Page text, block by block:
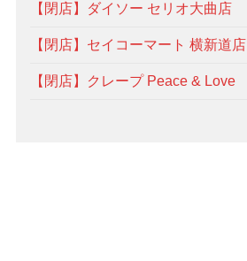
【閉店】ダイソー セリオ大曲店
【閉店】セイコーマート 横新道店
【閉店】クレープ Peace & Love